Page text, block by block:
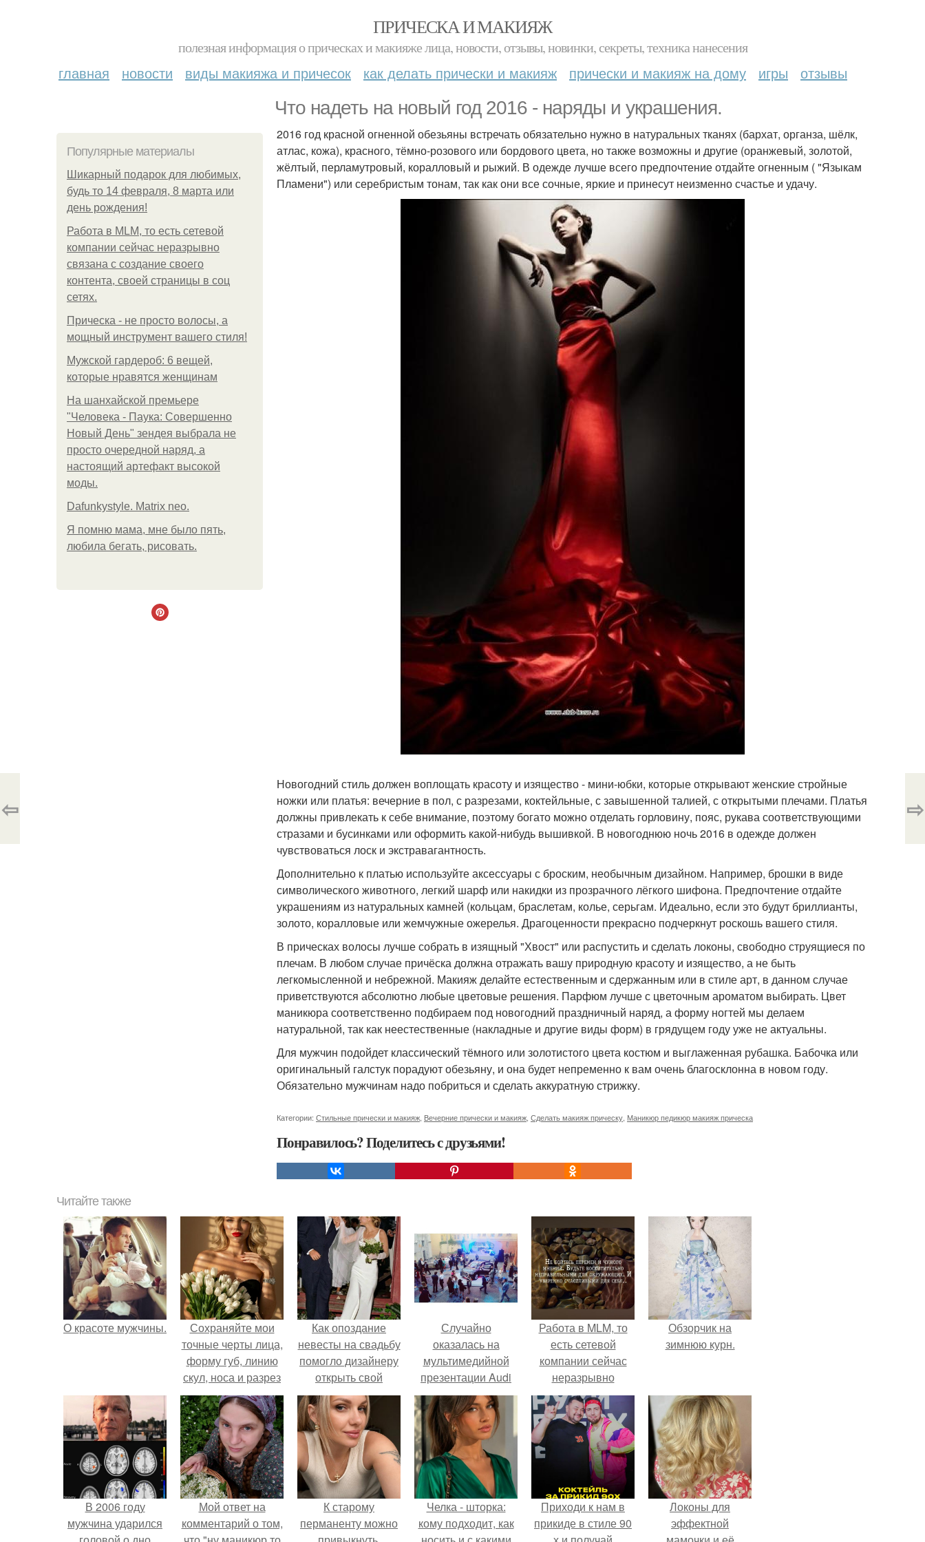
ПРИЧЕСКА И МАКИЯЖ
полезная информация о прическах и макияже лица, новости, отзывы, новинки, секреты, техника нанесения
главная новости виды макияжа и причесок как делать прически и макияж прически и макияж на дому игры отзывы
Что надеть на новый год 2016 - наряды и украшения.
Популярные материалы
Шикарный подарок для любимых,
будь то 14 февраля, 8 марта или
день рождения!
Работа в MLM, то есть сетевой
компании сейчас неразрывно
связана с создание своего
контента, своей страницы в соц
сетях.
Прическа - не просто волосы, а
мощный инструмент вашего стиля!
Мужской гардероб: 6 вещей,
которые нравятся женщинам
На шанхайской премьере
"Человека - Паука: Совершенно
Новый День" зендея выбрала не
просто очередной наряд, а
настоящий артефакт высокой
моды.
Dafunkystyle. Matrix neo.
Я помню мама, мне было пять,
любила бегать, рисовать.
2016 год красной огненной обезьяны встречать обязательно нужно в натуральных тканях (бархат, органза, шёлк,
атлас, кожа), красного, тёмно-розового или бордового цвета, но также возможны и другие (оранжевый, золотой,
жёлтый, перламутровый, коралловый и рыжий. В одежде лучше всего предпочтение отдайте огненным ( "Языкам
Пламени") или серебристым тонам, так как они все сочные, яркие и принесут неизменно счастье и удачу.
Новогодний стиль должен воплощать красоту и изящество - мини-юбки, которые открывают женские стройные
ножки или платья: вечерние в пол, с разрезами, коктейльные, с завышенной талией, с открытыми плечами. Платья
должны привлекать к себе внимание, поэтому богато можно отделать горловину, пояс, рукава соответствующими
стразами и бусинками или оформить какой-нибудь вышивкой. В новогоднюю ночь 2016 в одежде должен
чувствоваться лоск и экстравагантность.
Дополнительно к платью используйте аксессуары с броским, необычным дизайном. Например, брошки в виде
символического животного, легкий шарф или накидки из прозрачного лёгкого шифона. Предпочтение отдайте
украшениям из натуральных камней (кольцам, браслетам, колье, серьгам. Идеально, если это будут бриллианты,
золото, коралловые или жемчужные ожерелья. Драгоценности прекрасно подчеркнут роскошь вашего стиля.
В прическах волосы лучше собрать в изящный "Хвост" или распустить и сделать локоны, свободно струящиеся по
плечам. В любом случае причёска должна отражать вашу природную красоту и изящество, а не быть
легкомысленной и небрежной. Макияж делайте естественным и сдержанным или в стиле арт, в данном случае
приветствуются абсолютно любые цветовые решения. Парфюм лучше с цветочным ароматом выбирать. Цвет
маникюра соответственно подбираем под новогодний праздничный наряд, а форму ногтей мы делаем
натуральной, так как неестественные (накладные и другие виды форм) в грядущем году уже не актуальны.
Для мужчин подойдет классический тёмного или золотистого цвета костюм и выглаженная рубашка. Бабочка или
оригинальный галстук порадуют обезьяну, и она будет непременно к вам очень благосклонна в новом году.
Обязательно мужчинам надо побриться и сделать аккуратную стрижку.
Категории: Стильные прически и макияж Вечерние прически и макияж Сделать макияж прическу Маникюр педикюр макияж прическа
Понравилось? Поделитесь с друзьями!
⇦ ⇨
Читайте также
О красоте мужчины.
Сохраняйте мои
точные черты лица,
форму губ, линию
скул, носа и разрез
глаз.
Как опоздание
невесты на свадьбу
помогло дизайнеру
открыть свой
бренд.
Случайно
оказалась на
мультимедийной
презентации Audi
Q7 на новой сцене
александринского
театра.
Работа в MLM, то
есть сетевой
компании сейчас
неразрывно
связана с создание
своего контента,
своей страницы в
соц сетях.
Обзорчик на
зимнюю курн.
В 2006 году
мужчина ударился
Мой ответ на
комментарий о том,
К старому
перманенту можно
Челка - шторка:
кому подходит, как
Приходи к нам в
прикиде в стиле 90
Локоны для
эффектной